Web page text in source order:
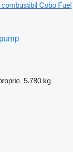
Cobo Fuel
5.780 kg